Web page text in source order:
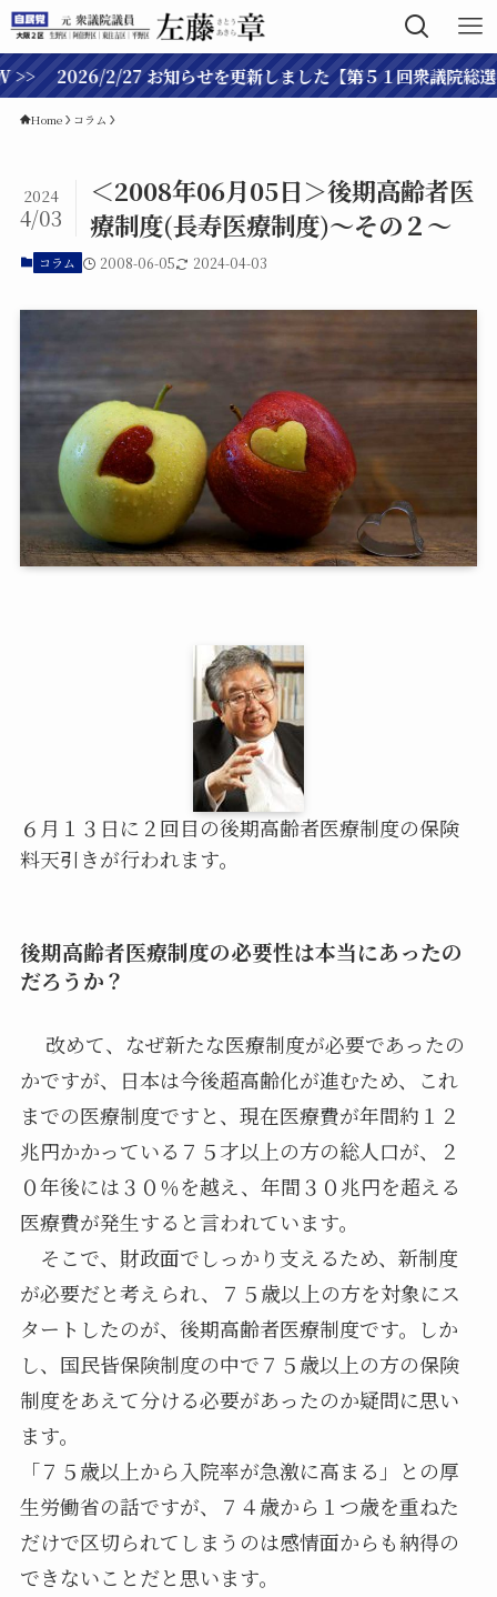
2/27 お知らせを更新しました【第５１回衆議院総選挙への
Home コラム
＜2008年06月05日＞後期高齢者医
療制度(長寿医療制度)～その２～
2024
4/03
コラム 2008-06-05 2024-04-03
６月１３日に２回目の後期高齢者医療制度の保険
料天引きが行われます。
後期高齢者医療制度の必要性は本当にあったの
だろうか？
改めて、なぜ新たな医療制度が必要であったの
かですが、日本は今後超高齢化が進むため、これ
までの医療制度ですと、現在医療費が年間約１２
兆円かかっている７５才以上の方の総人口が、２
０年後には３０％を越え、年間３０兆円を超える
医療費が発生すると言われています。
そこで、財政面でしっかり支えるため、新制度
が必要だと考えられ、７５歳以上の方を対象にス
タートしたのが、後期高齢者医療制度です。しか
し、国民皆保険制度の中で７５歳以上の方の保険
制度をあえて分ける必要があったのか疑問に思い
ます。
「７５歳以上から入院率が急激に高まる」との厚
生労働省の話ですが、７４歳から１つ歳を重ねた
だけで区切られてしまうのは感情面からも納得の
できないことだと思います。